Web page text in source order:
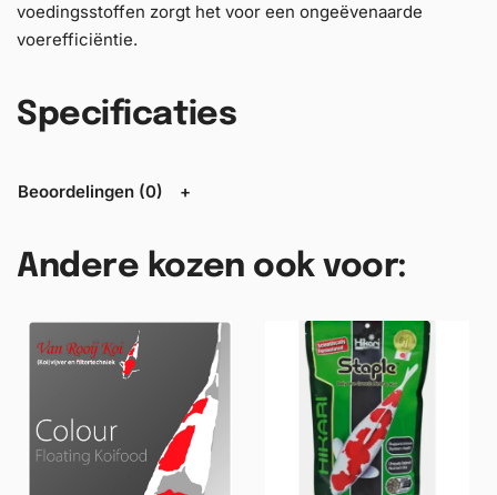
voedingsstoffen zorgt het voor een ongeëvenaarde
voerefficiëntie.
Specificaties
Beoordelingen (0)
Andere kozen ook voor: